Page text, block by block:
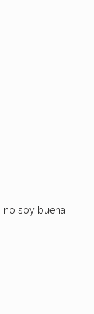
no soy buena